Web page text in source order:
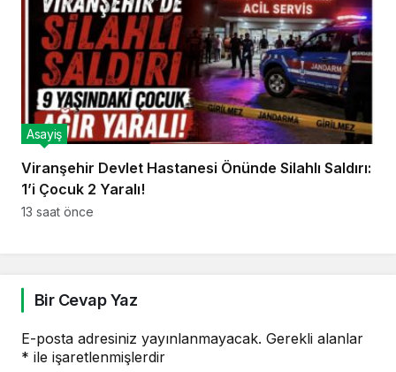
Viranşehir Devlet Hastanesi Önünde Silahlı Saldırı:
1’i Çocuk 2 Yaralı!
Asayiş
13 saat önce
Bir Cevap Yaz
E-posta adresiniz yayınlanmayacak. Gerekli alanlar
* ile işaretlenmişlerdir